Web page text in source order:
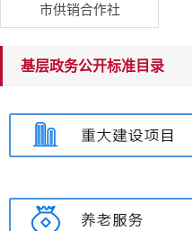
市供销合作社
基层政务公开标准目录